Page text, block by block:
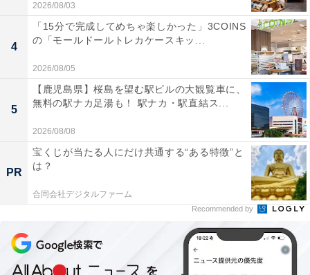
2026/08/03
4
「15分で完成してめちゃ楽しかった」3COINS
の「モールドールトレカケースキッ...
2026/08/05
5
【鹿児島県】桜島を望む駅ビルの大観覧車に、
無料の駅ナカ足湯も！ 駅ナカ・駅直結ス...
2026/08/08
PR
宝くじが当たる人にだけ共通する“ある特徴”と
は？
合同会社デジタルファーム
Recommended by